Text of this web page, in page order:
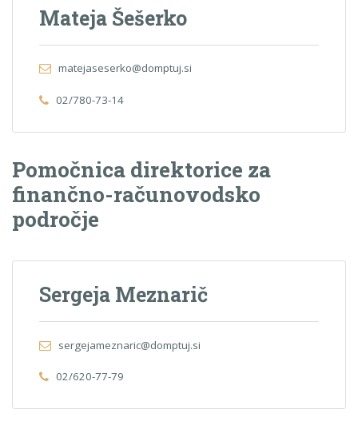
Mateja Šešerko
matejaseserko@domptuj.si
02/780-73-14
Pomočnica direktorice za
finančno-računovodsko
področje
Sergeja Meznarič
sergejameznaric@domptuj.si
02/620-77-79